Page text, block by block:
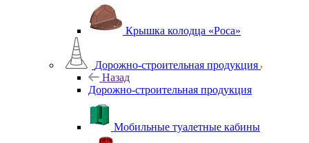
Крышка колодца «Роса»
Дорожно-строительная продукция
Назад
Дорожно-строительная продукция
Мобильные туалетные кабины